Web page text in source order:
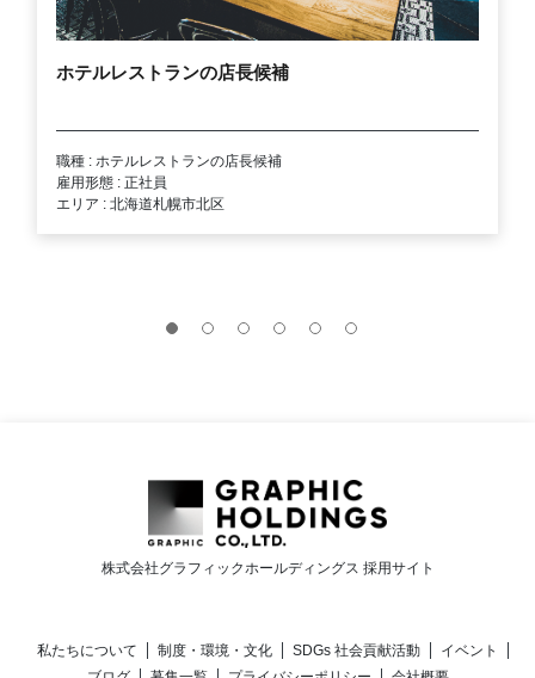
ホテルレストランの店長候補
職種 : ホテルレストランの店長候補
雇用形態 : 正社員
エリア : 北海道札幌市北区
株式会社グラフィックホールディングス 採用サイト
私たちについて 制度・環境・文化 SDGs 社会貢献活動
イベント